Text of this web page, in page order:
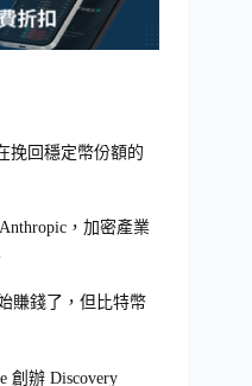
挽回穩定幣份額的
，加密產業
賺錢了，但比特幣
創辦 Discovery